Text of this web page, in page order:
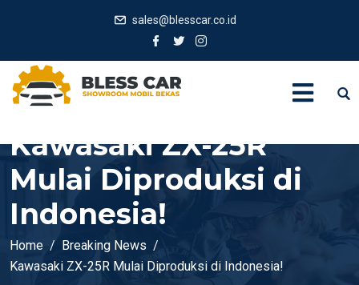
sales@blesscar.co.id
Kawasaki ZX-25R
Mulai Diproduksi di
Indonesia!
Home
Breaking News
Kawasaki ZX-25R Mulai Diproduksi di Indonesia!